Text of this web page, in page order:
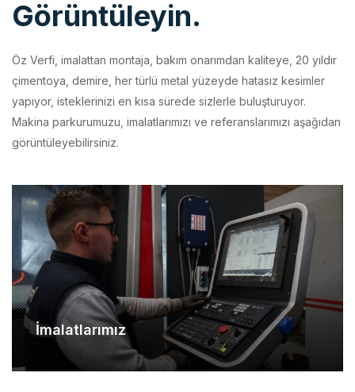
Öz Verfi, imalattan montaja, bakım onarımdan kaliteye, 20 yıldır
yapıyor, isteklerinizi en kısa sürede sizlerle buluşturuyor.
Makina parkurumuzu, imalatlarımızı ve referanslarımızı aşağıdan
görüntüleyebilirsiniz.
İmalatlarımız